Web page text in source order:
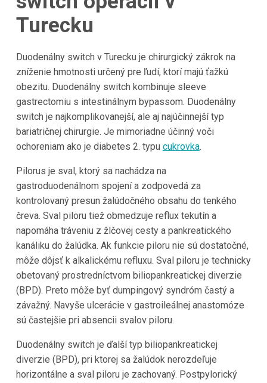
Turecku
Duodenálny switch v Turecku je chirurgický zákrok na
zníženie hmotnosti určený pre ľudí, ktorí majú ťažkú
obezitu. Duodenálny switch kombinuje sleeve
gastrectomiu s intestinálnym bypassom. Duodenálny
switch je najkomplikovanejší, ale aj najúčinnejší typ
bariatričnej chirurgie. Je mimoriadne účinný voči
ochoreniam ako je diabetes 2. typu cukrovka.
Pilorus je sval, ktorý sa nachádza na
gastroduodenálnom spojení a zodpovedá za
kontrolovaný presun žalúdočného obsahu do tenkého
čreva. Sval piloru tiež obmedzuje reflux tekutín a
napomáha tráveniu z žlčovej cesty a pankreatického
kanáliku do žalúdka. Ak funkcie piloru nie sú dostatočné,
môže dôjsť k alkalickému refluxu. Sval piloru je technicky
obetovaný prostredníctvom biliopankreatickej diverzie
(BPD). Preto môže byť dumpingový syndróm častý a
závažný. Navyše ulcerácie v gastroileálnej anastomóze
sú častejšie pri absencii svalov piloru.
Duodenálny switch je ďalší typ biliopankreatickej
diverzie (BPD), pri ktorej sa žalúdok nerozdeľuje
horizontálne a sval piloru je zachovaný. Postpylorický